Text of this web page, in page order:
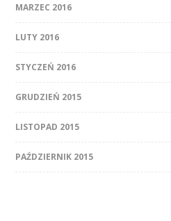
MARZEC 2016
LUTY 2016
STYCZEŃ 2016
GRUDZIEŃ 2015
LISTOPAD 2015
PAŹDZIERNIK 2015